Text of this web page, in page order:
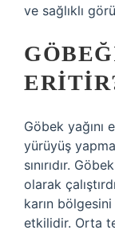
ve sağlıklı
Göbek
yürüyüş
sınırıdır.
olarak
karın
etkilidir. Orta